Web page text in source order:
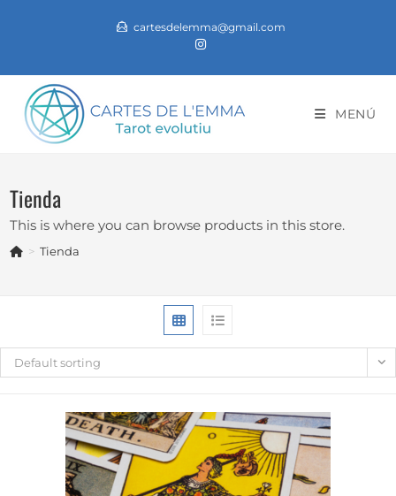
cartesdelemma@gmail.com
MENÚ
Tienda
This is where you can browse products in this store.
> Tienda
Default sorting